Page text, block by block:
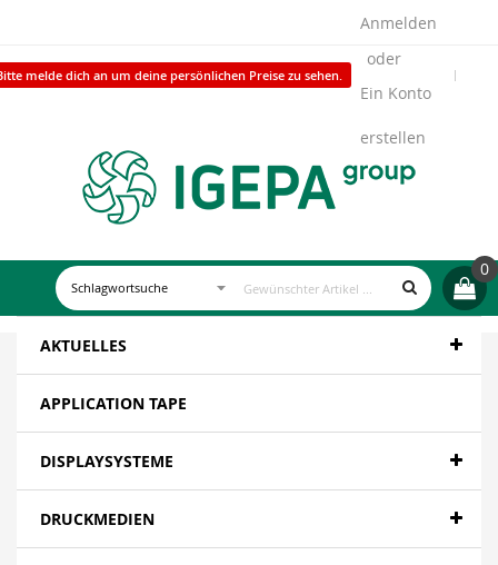
melde dich an um deine persönlichen Preise zu sehen.
Anmelden
Ein Konto
erstellen
0
AKTUELLES
APPLICATION TAPE
DISPLAYSYSTEME
DRUCKMEDIEN